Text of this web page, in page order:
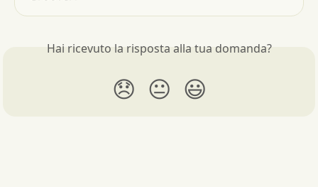
Hai ricevuto la risposta alla tua domanda?
😞 😐 😃